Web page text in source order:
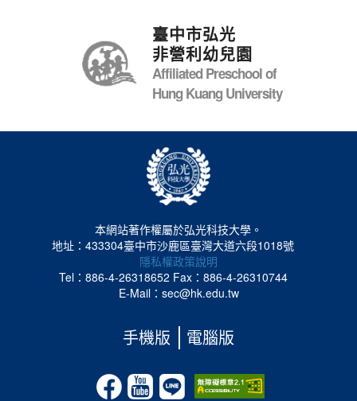
臺中市弘光
非營利幼兒園
Affiliated Preschool of
Hung Kuang University
本網站著作權屬於弘光科技大學。
地址：433304臺中市沙鹿區臺灣大道六段1018號
隱私權政策說明
Tel：886-4-26318652 Fax：886-4-26310744
E-Mail：sec@hk.edu.tw
手機版 電腦版